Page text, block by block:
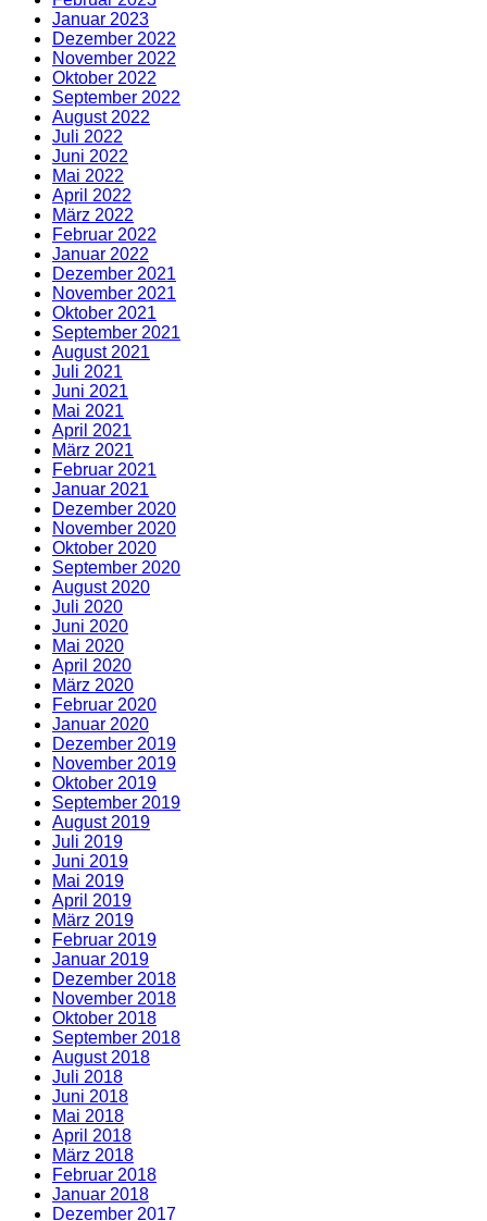
Januar 2023
Dezember 2022
November 2022
Oktober 2022
September 2022
August 2022
Juli 2022
Juni 2022
Mai 2022
April 2022
März 2022
Februar 2022
Januar 2022
Dezember 2021
November 2021
Oktober 2021
September 2021
August 2021
Juli 2021
Juni 2021
Mai 2021
April 2021
März 2021
Februar 2021
Januar 2021
Dezember 2020
November 2020
Oktober 2020
September 2020
August 2020
Juli 2020
Juni 2020
Mai 2020
April 2020
März 2020
Februar 2020
Januar 2020
Dezember 2019
November 2019
Oktober 2019
September 2019
August 2019
Juli 2019
Juni 2019
Mai 2019
April 2019
März 2019
Februar 2019
Januar 2019
Dezember 2018
November 2018
Oktober 2018
September 2018
August 2018
Juli 2018
Juni 2018
Mai 2018
April 2018
März 2018
Februar 2018
Januar 2018
Dezember 2017